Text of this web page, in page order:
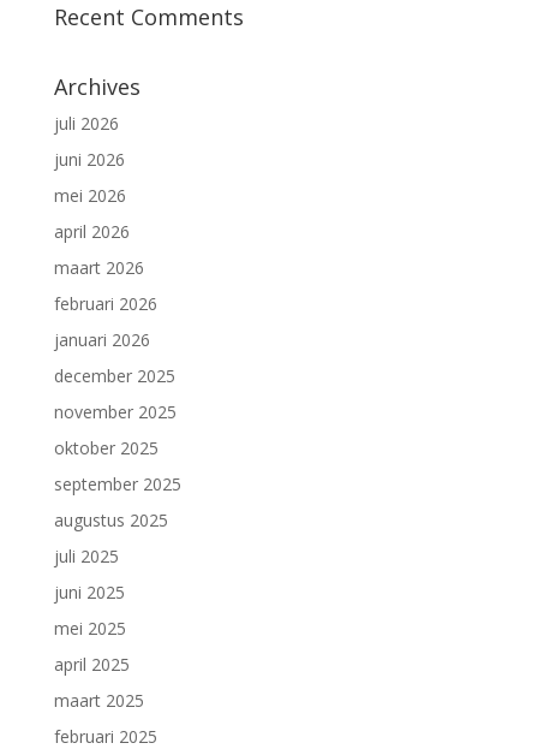
Recent Comments
Archives
juli 2026
juni 2026
mei 2026
april 2026
maart 2026
februari 2026
januari 2026
december 2025
november 2025
oktober 2025
september 2025
augustus 2025
juli 2025
juni 2025
mei 2025
april 2025
maart 2025
februari 2025